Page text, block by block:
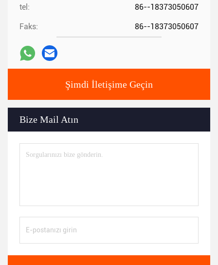
tel: 86--18373050607
Faks: 86--18373050607
Şimdi İletişime Geçin
Bize Mail Atın